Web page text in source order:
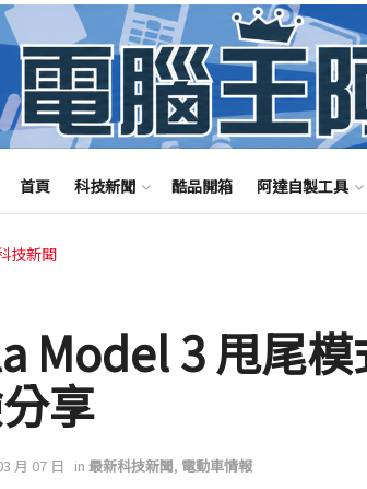
首頁 科技新聞 酷品開箱 阿達自製工具
技新聞
Model 3 甩尾
享
月 07 日 in 最新科技新聞, 電動車情報